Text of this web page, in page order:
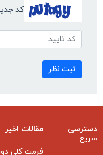
کد
ثبت نظر
دسترسی
سریع
مقالات اخیر